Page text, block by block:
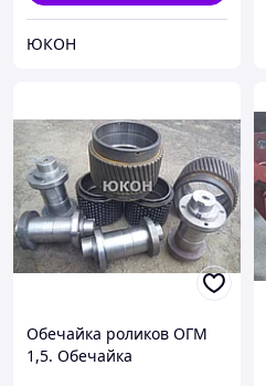
ЮКОН
Обечайка роликов ОГМ
1,5. Обечайка